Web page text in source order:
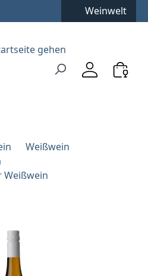
Weinwelt
Weißwein
Weißwein